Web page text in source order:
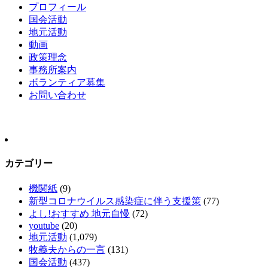
プロフィール
国会活動
地元活動
動画
政策理念
事務所案内
ボランティア募集
お問い合わせ
カテゴリー
機関紙 (9)
新型コロナウイルス感染症に伴う支援策 (77)
よし!おすすめ 地元自慢 (72)
youtube (20)
地元活動 (1,079)
牧義夫からの一言 (131)
国会活動 (437)